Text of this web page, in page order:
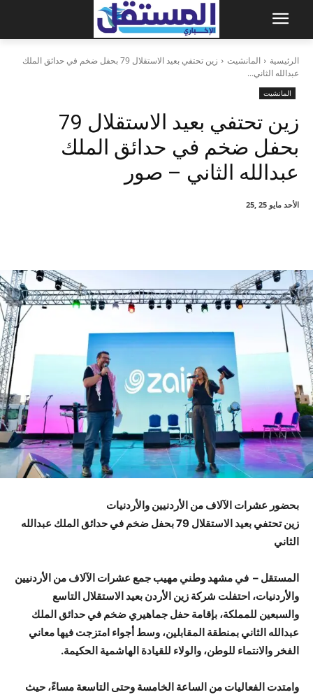
الرئيسية المانشيت
زين تحتفي بعيد الاستقلال 79 بحفل ضخم في حدائق الملك
عبدالله الثاني...
المانشيت
زين تحتفي بعيد الاستقلال 79
بحفل ضخم في حدائق الملك
عبدالله الثاني – صور
الأحد مايو 25 ,25
بحضور عشرات الآلاف من الأردنيين والأردنيات
زين تحتفي بعيد الاستقلال 79 بحفل ضخم في حدائق الملك عبدالله
الثاني
المستقل – في مشهد وطني مهيب جمع عشرات الآلاف من الأردنيين
والأردنيات، احتفلت شركة زين الأردن بعيد الاستقلال التاسع
والسبعين للمملكة، بإقامة حفل جماهيري ضخم في حدائق الملك
عبدالله الثاني بمنطقة المقابلين، وسط أجواء امتزجت فيها معاني
الفخر والانتماء للوطن، والولاء للقيادة الهاشمية الحكيمة.
وامتدت الفعاليات من الساعة الخامسة وحتى التاسعة مساءً، حيث